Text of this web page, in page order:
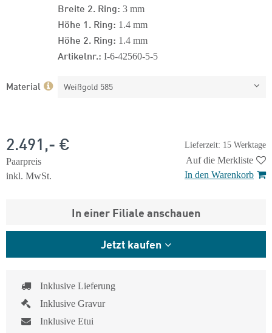
Breite 2. Ring: 3 mm
Höhe 1. Ring: 1.4 mm
Höhe 2. Ring: 1.4 mm
Artikelnr.: I-6-42560-5-5
Material Weißgold 585
Lieferzeit: 15 Werktage
2.491,- €
Paarpreis
inkl. MwSt.
Auf die Merkliste
In den Warenkorb
In einer Filiale anschauen
Jetzt kaufen
Inklusive Lieferung
Inklusive Gravur
Inklusive Etui